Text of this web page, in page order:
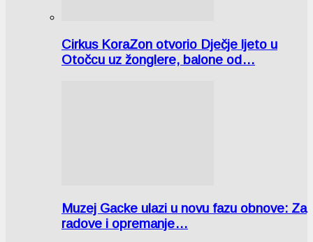
Cirkus KoraZon otvorio Dječje ljeto u
Otočcu uz žonglere, balone od…
Muzej Gacke ulazi u novu fazu obnove: Za
radove i opremanje…